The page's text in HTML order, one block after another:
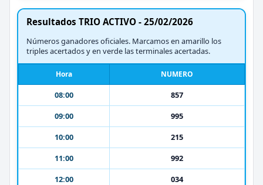
Resultados TRIO ACTIVO - 25/02/2026
Números ganadores oficiales. Marcamos en amarillo los
triples acertados y en verde las terminales acertadas.
Hora NUMERO
08:00
857
09:00
995
10:00
215
11:00
992
12:00
034